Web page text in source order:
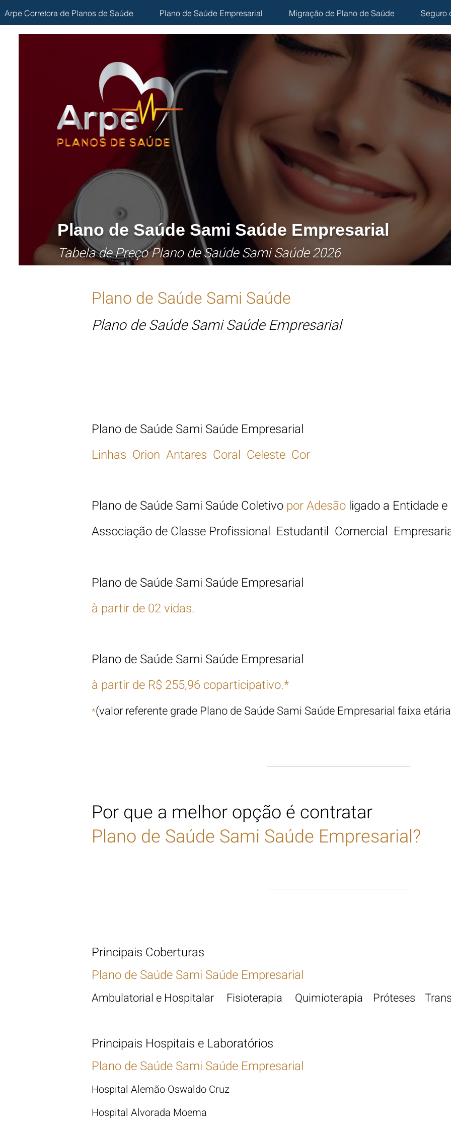
Arpe Corretora de Planos de Saúde Plano de Saúde Empresarial Migração de Plano de Saúde Seguro
Plano de Saúde Sami Saúde Empresarial
Tabela de Preço Plano de Saúde Sami Saúde 2026
Plano de Saúde Sami Saúde
Plano de Saúde Sami Saúde Empresarial
Plano de Saúde Sami Saúde Empresarial
Linhas Orion Antares Coral Celeste Cor
Plano de Saúde Sami Saúde Coletivo por Adesão ligado a Entidade e
Associação de Classe Profissional Estudantil Comercial
Plano de Saúde Sami Saúde Empresarial
à partir de 02 vidas.
Plano de Saúde Sami Saúde Empresarial
à partir de R$ 255,96 coparticipativo.*
*(valor referente grade Plano de Saúde Sami Saúde Empresarialfaixa
Por que a melhor opção é contratar
Plano de Saúde Sami Saúde Empresarial?
Principais Coberturas
Plano de Saúde Sami Saúde Empresarial
Ambulatorial e Hospitalar Fisioterapia Quimioterapia Próteses
Principais Hospitais e Laboratórios
Plano de Saúde Sami Saúde Empresarial
Hospital Alemão Oswaldo Cruz
Hospital Alvorada Moema